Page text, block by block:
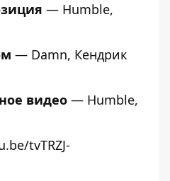
— Humble,
— Damn, Кендрик
видео — Humble,
tvTRZJ-